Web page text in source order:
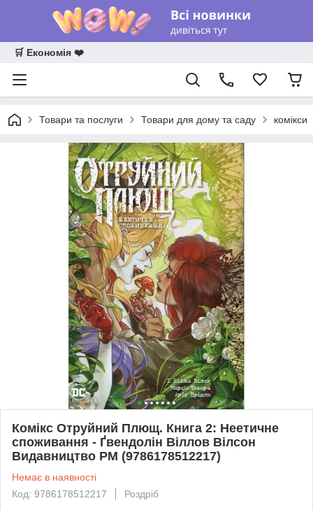
🛒 Економія ❤️
Товари та послуги Товари для дому та саду комікси
Комікс Отруйний Плющ. Книга 2: Неетичне
споживання - Ґвендолін Віллов Вілсон
Видавництво РМ (9786178512217)
Немає в наявності
Код: 9786178512217
Роздріб